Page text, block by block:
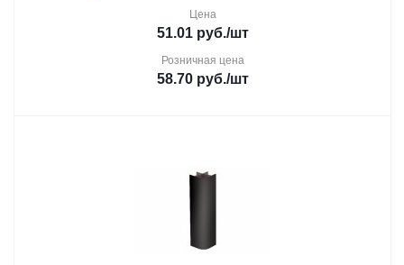
Цена
51.01 руб./шт
Розничная цена
58.70 руб./шт